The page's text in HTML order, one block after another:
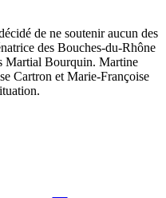
de ne soutenir aucun des
des Bouches-du-Rhône
Martial Bourquin. Martine
Cartron et Marie-Françoise